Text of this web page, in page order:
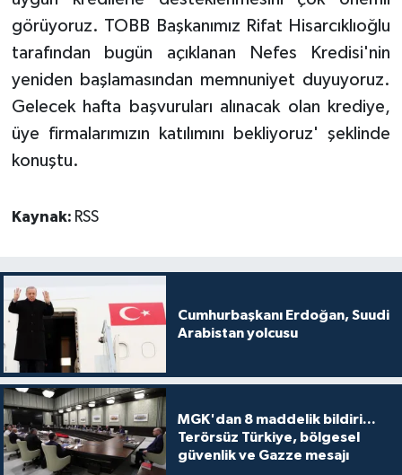
görüyoruz. TOBB Başkanımız Rifat Hisarcıklıoğlu
tarafından bugün açıklanan Nefes Kredisi'nin
yeniden başlamasından memnuniyet duyuyoruz.
Gelecek hafta başvuruları alınacak olan krediye,
üye firmalarımızın katılımını bekliyoruz' şeklinde
konuştu.
Kaynak: RSS
Cumhurbaşkanı Erdoğan, Suudi
Arabistan yolcusu
MGK'dan 8 maddelik bildiri...
Terörsüz Türkiye, bölgesel
güvenlik ve Gazze mesajı